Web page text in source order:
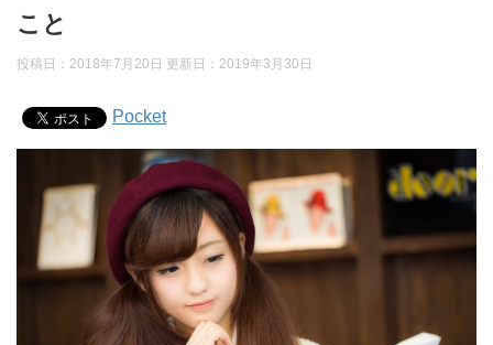
こと
投稿日：2018年7月20日 更新日： 2019年3月30日
Pocket